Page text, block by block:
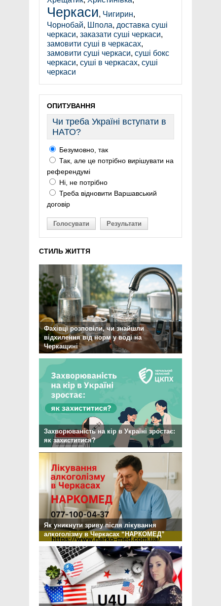
Черкаси, Чигирин,
Чорнобай, Шпола, доставка суші
черкаси, заказати суші черкаси,
замовити суші в черкасах,
замовити суші черкаси, суші бокс
черкаси, суші в черкасах, суші
черкаси
ОПИТУВАННЯ
Чи треба Україні вступати в
НАТО?
Безумовно, так
Так, але це потрібно вирішувати на
референдумі
Ні, не потрібно
Треба відновити Варшавський
договір
Голосувати Результати
СТИЛЬ ЖИТТЯ
Фахівці розповіли, чи знайшли
відхилення від норм у воді на
Черкащині
Захворюваність на кір в Україні зростає:
як захиститися?
Як уникнути зриву після лікування
алкоголізму в Черкасах “НАРКОМЕД”